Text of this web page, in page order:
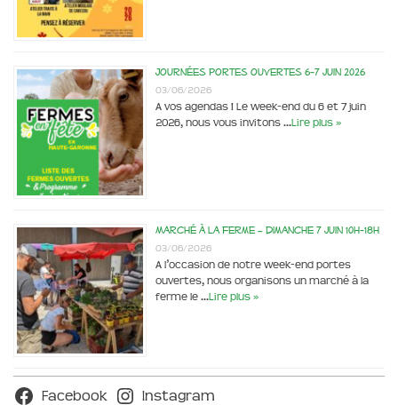
Journées portes ouvertes 6-7 juin 2026
03/06/2026
A vos agendas ! Le week-end du 6 et 7 juin
2026, nous vous invitons …Lire plus »
Marché à la ferme – dimanche 7 juin 10h-18h
03/06/2026
A l’occasion de notre week-end portes
ouvertes, nous organisons un marché à la
ferme le …Lire plus »
Facebook Instagram